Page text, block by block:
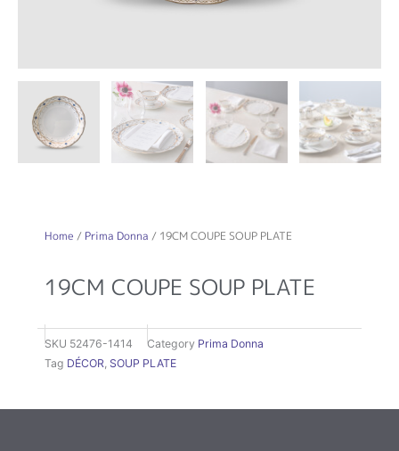
Home / Prima Donna / 19CM COUPE SOUP PLATE
19CM COUPE SOUP PLATE
SKU 52476-1414 Category Prima Donna
Tag DÉCOR SOUP PLATE